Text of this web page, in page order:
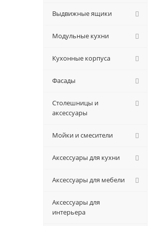
Выдвижные ящики
Модульные кухни
Кухонные корпуса
Фасады
Столешницы и
аксессуары
Мойки и смесители
Аксессуары для кухни
Аксессуары для мебели
Аксессуары для
интерьера